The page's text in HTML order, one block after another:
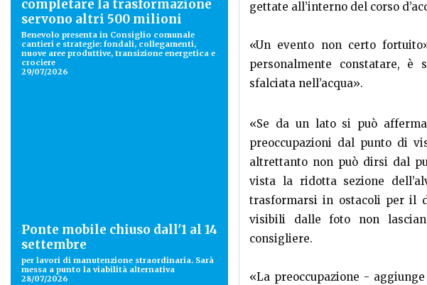
completare la trasformazione
servono altri 500 milioni
Benevolo presenta in Consiglio comunale
cantieri e strategie: fondali, collegamenti,
nuove aree produttive, transizione energetica e
crociere
29/07/2026
Ponte mobile chiuso dall'1 al 14
settembre
per lavori di manutenzione straordinaria. Sarà
messa a punto la viabilità alternativa
28/07/2026
gettate all’interno del corso
«Un evento non certo
personalmente constatare, è
sfalciata nell’acqua».
«Se da un lato si può
preoccupazioni dal punto di
altrettanto non può dirsi dal
vista la ridotta sezione
trasformarsi in ostacoli per il
visibili dalle foto non
consigliere.
«La preoccupazione -